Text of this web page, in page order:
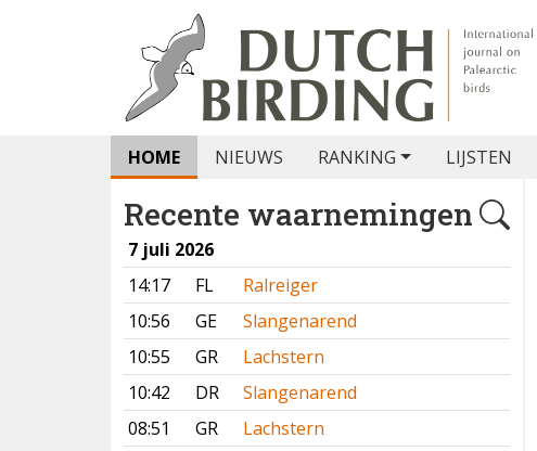
HOME NIEUWS RANKING LIJSTEN
Recente waarnemingen
7 juli 2026
14:17
FL
Ralreiger
10:56
GE
Slangenarend
10:55
GR
Lachstern
10:42
DR
Slangenarend
08:51
GR
Lachstern